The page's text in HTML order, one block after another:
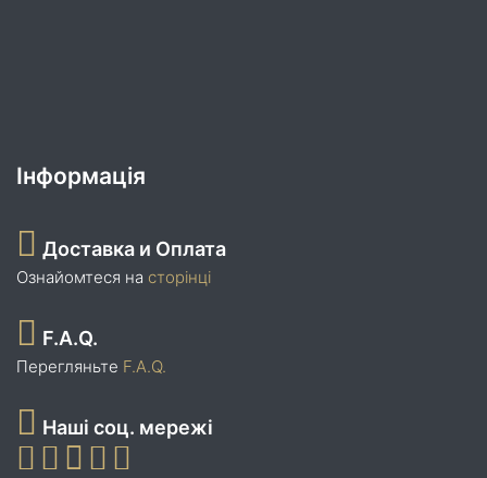
Інформація
Доставка и Оплата
Ознайомтеся на сторінці
F.A.Q.
Перегляньте F.A.Q.
Наші соц. мережі